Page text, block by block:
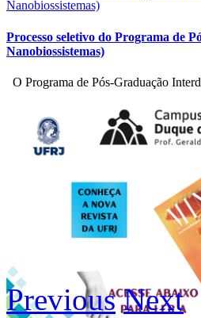
Processo seletivo do Programa de
Nanobiossistemas)
O Programa de Pós-Graduação
Previous Next